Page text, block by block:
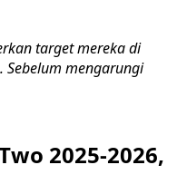
target mereka di
Sebelum mengarungi
2025-2026,